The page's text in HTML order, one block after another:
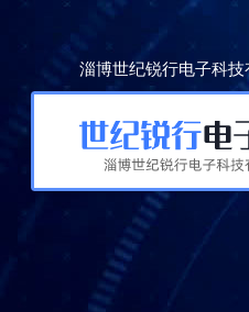
淄博世纪锐行电子科